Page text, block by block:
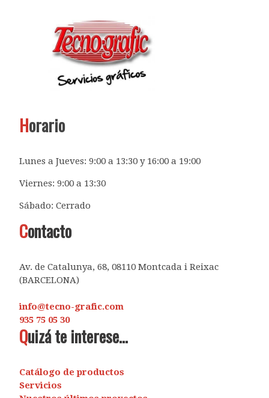
Horario
Lunes a Jueves: 9:00 a 13:30 y 16:00 a 19:00
Viernes: 9:00 a 13:30
Sábado: Cerrado
Contacto
Av. de Catalunya, 68, 08110 Montcada i Reixac
(BARCELONA)
info@tecno-grafic.com
935 75 05 30
Quizá te interese...
Catálogo de productos
Servicios